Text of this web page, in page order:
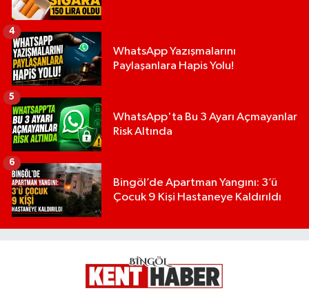
WhatsApp Yazışmalarını
Paylaşanlara Hapis Yolu!
4
WhatsApp'ta Bu 3 Ayarı Açmayanlar
Risk Altında
5
Bingöl’de Apartman Yangını: 3’ü
Çocuk 9 Kişi Hastaneye Kaldırıldı
6